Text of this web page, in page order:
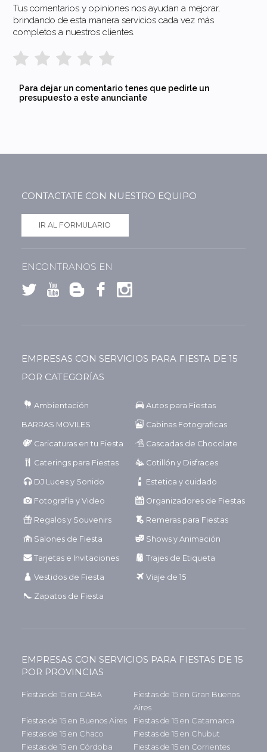
Tus comentarios y opiniones nos ayudan a mejorar,
brindando de esta manera servicios cada vez más
completos a nuestros clientes.
Para dejar un comentario tenes que pedirle un
presupuesto a este anunciante
CONTACTATE CON NUESTRO EQUIPO
IR AL FORMULARIO
ENCONTRANOS EN
EMPRESAS CON SERVICIOS PARA FIESTA DE 15
POR CATEGORÍAS
Ambientación Autos para Fiestas
BARRAS MOVILES Cabinas Fotograficas
Caricaturas en tu Fiesta Cascadas de Chocolate
Caterings para Fiestas Cotillón y Disfraces
DJ Luces y Sonido Estetica y cuidado
Fotografía y Video Organizadores de Fiestas
Regalos y Souvenirs Remeras para Fiestas
Salones de Fiesta Shows y Animación
Tarjetas e Invitaciones Trajes de Etiqueta
Vestidos de Fiesta Viaje de 15
Zapatos de Fiesta
EMPRESAS CON SERVICIOS PARA FIESTAS DE 15
POR PROVINCIAS
Fiestas de 15 en CABA
Fiestas de 15 en Gran Buenos
Aires
Fiestas de 15 en Buenos Aires
Fiestas de 15 en Catamarca
Fiestas de 15 en Chaco
Fiestas de 15 en Chubut
Fiestas de 15 en Córdoba
Fiestas de 15 en Corrientes